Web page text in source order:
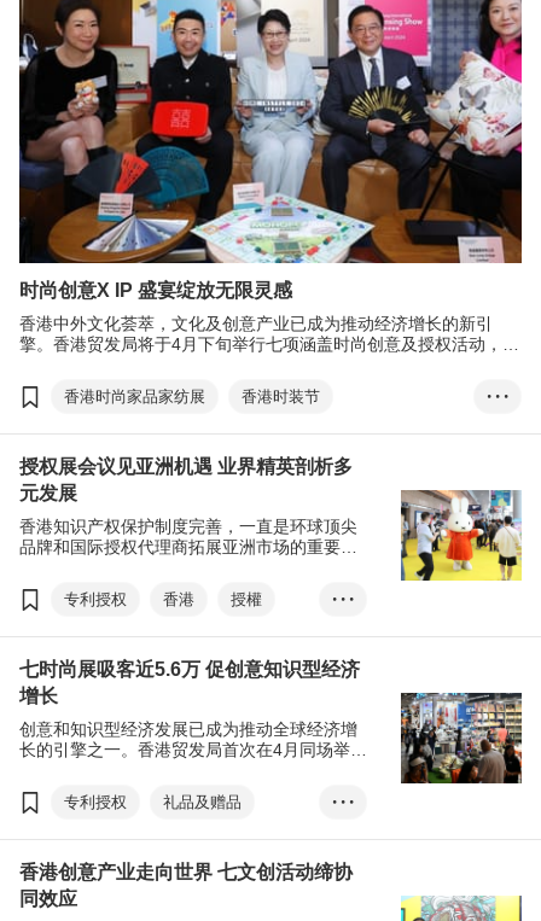
时尚创意X IP 盛宴绽放无限灵感
香港中外文化荟萃，文化及创意产业已成为推动经济增长的新引
擎。香港贸发局将于4月下旬举行七项涵盖时尚创意及授权活动，致
香港时尚家品家纺展
香港时装节
香港礼品及赠品展
香港国际印刷及包装展
香港奢侈品包装展
香港国际授权展
亚洲授权业会议
• • •
授权展会议见亚洲机遇 业界精英剖析多
元发展
香港知识产权保护制度完善，一直是环球顶尖
品牌和国际授权代理商拓展亚洲市场的重要平
展与第12届亚洲授权业会议早前圆满结束，创
建平台让国际授权商及授权代理商面对面洽商
专利授权 香港
授權
文創
DLAB香港礼品及赠品展
香港国际家用纺织品展
香港国际印刷及包装展
香港国际授权展
亚洲授权业会议
展览+
• • •
七时尚展吸客近5.6万 促创意知识型经济
增长
创意和知识型经济发展已成为推动全球经济增
长的引擎之一。香港贸发局首次在4月同场举行
家，通过合并展览缔造跨行业商机。
专利授权
礼品及赠品
家庭用品
成衣、纺织及配件
印刷服务
• • •
香港创意产业走向世界 七文创活动缔协
同效应